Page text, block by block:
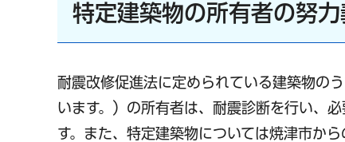
特定建築物の所有者の努力
耐震改修促進法に定められている建築物の
います。）の所有者は、耐震診断を行い、
す。また、特定建築物については焼津市か